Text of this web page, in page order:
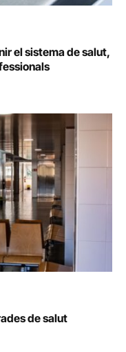
el sistema de salut,
de salut